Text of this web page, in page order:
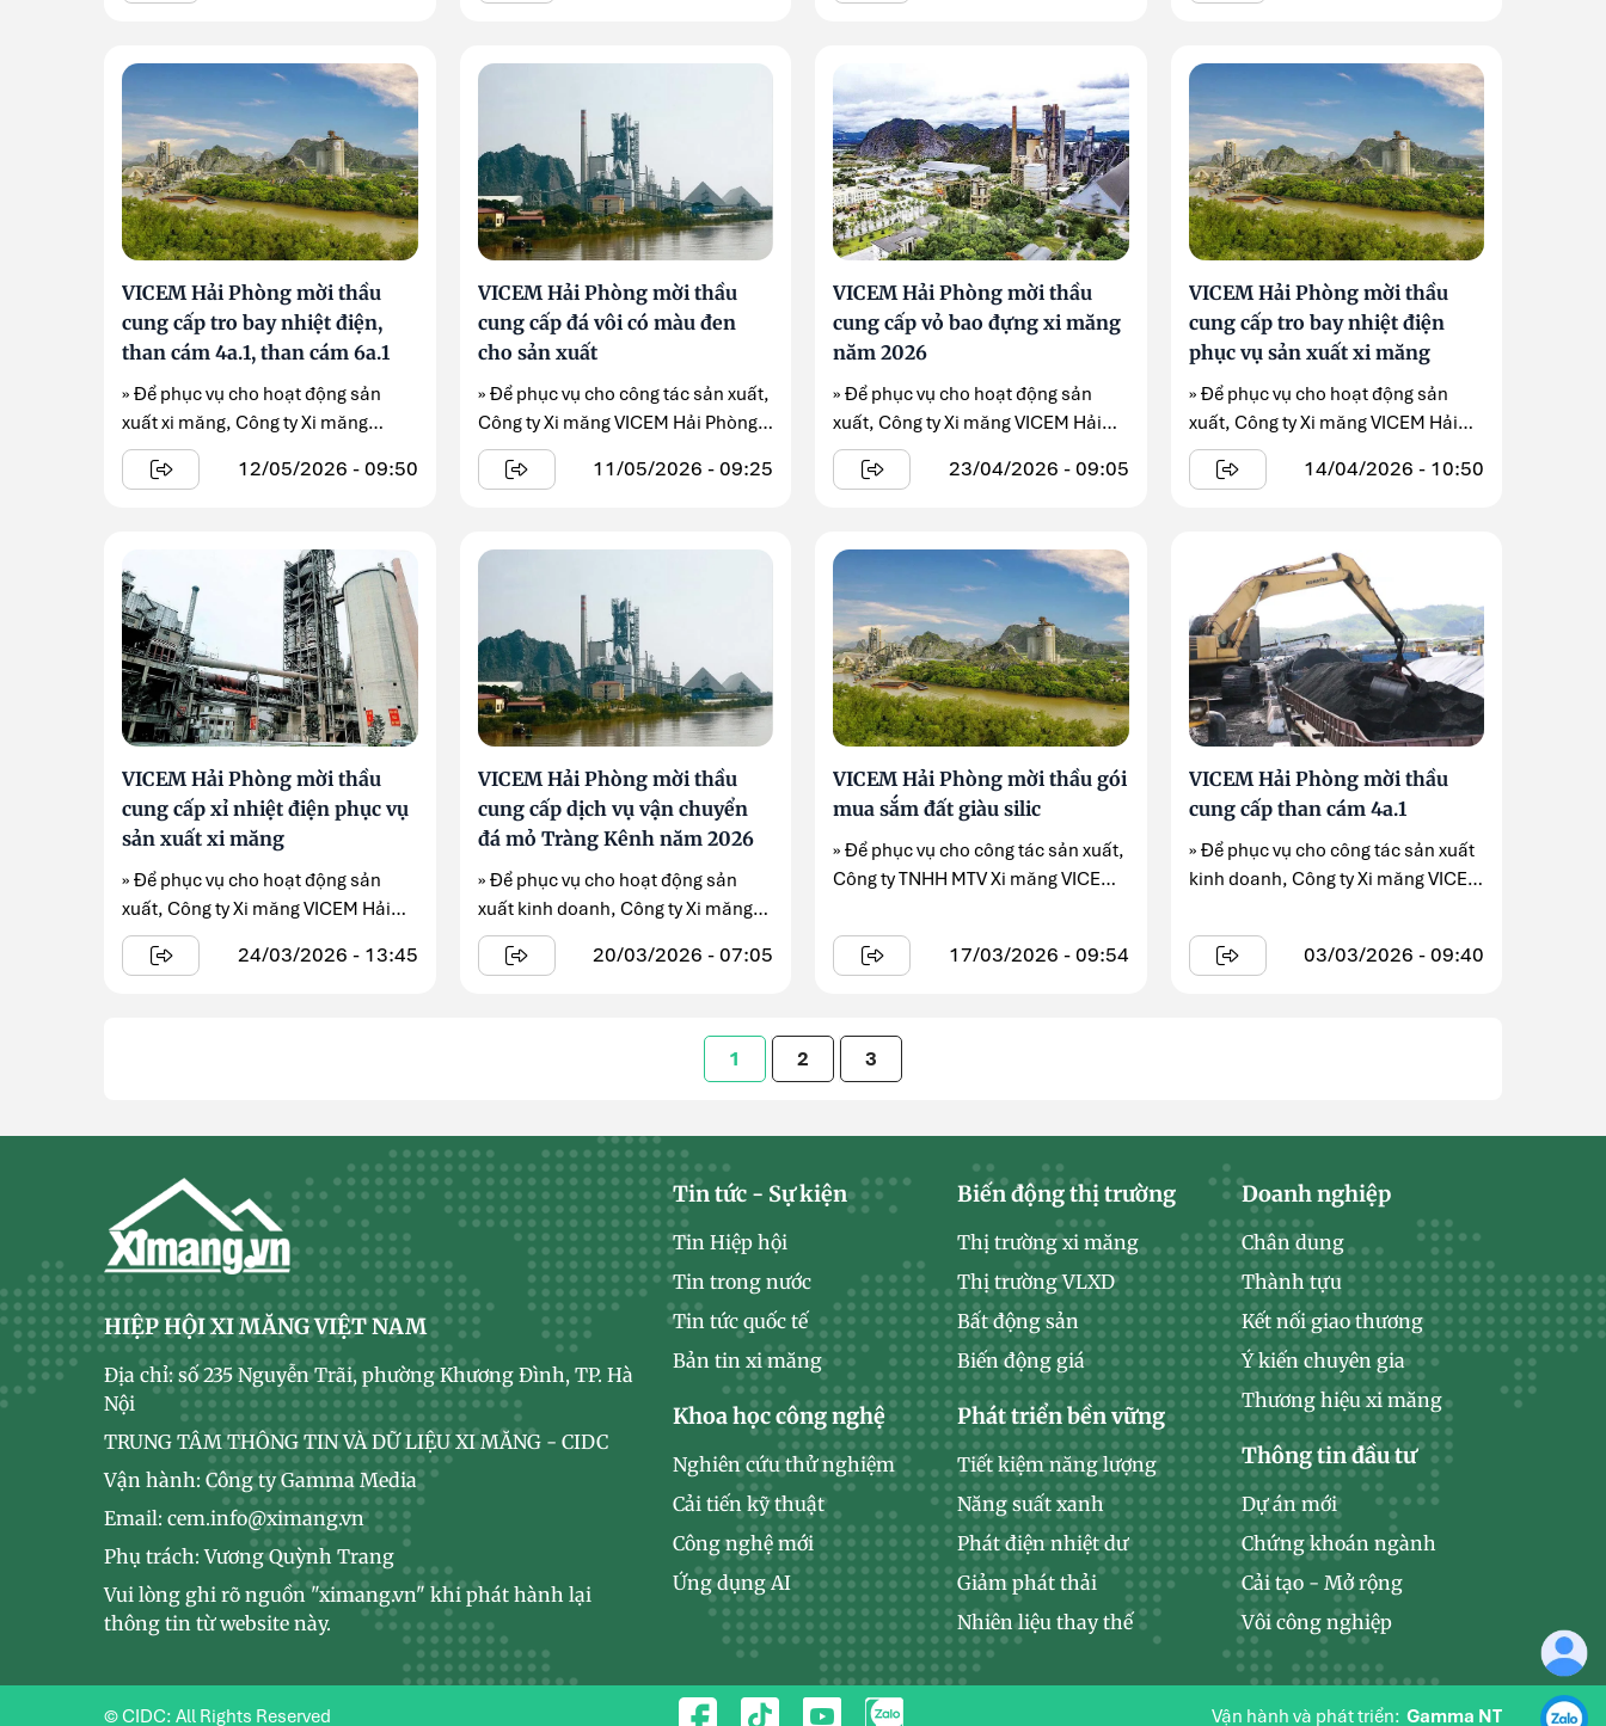
VICEM Hải Phòng mời thầu
cung cấp tro bay nhiệt điện,
than cám 4a.1, than cám 6a.1
» Để phục vụ cho hoạt động sản
xuất xi măng, Công ty Xi măng
VICEM Hải Phòng đang triển khai ...
12/05/2026 - 09:50
VICEM Hải Phòng mời thầu
cung cấp đá vôi có màu đen
cho sản xuất
» Để phục vụ cho công tác sản xuất,
Công ty Xi măng VICEM Hải Phòng
thông ...
11/05/2026 - 09:25
VICEM Hải Phòng mời thầu
cung cấp vỏ bao đựng xi măng
năm 2026
» Để phục vụ cho hoạt động sản
xuất, Công ty Xi măng VICEM Hải
Phòng đang triển khai gói ...
23/04/2026 - 09:05
VICEM Hải Phòng mời thầu
cung cấp tro bay nhiệt điện
phục vụ sản xuất xi măng
» Để phục vụ cho hoạt động sản
xuất, Công ty Xi măng VICEM Hải
Phòng đang triển khai gói ...
14/04/2026 - 10:50
VICEM Hải Phòng mời thầu
cung cấp xỉ nhiệt điện phục vụ
sản xuất xi măng
» Để phục vụ cho hoạt động sản
xuất, Công ty Xi măng VICEM Hải
Phòng đang triển khai gói ...
24/03/2026 - 13:45
VICEM Hải Phòng mời thầu
cung cấp dịch vụ vận chuyển
đá mỏ Tràng Kênh năm 2026
» Để phục vụ cho hoạt động sản
xuất kinh doanh, Công ty Xi măng
VICEM Hải Phòng thông ...
20/03/2026 - 07:05
VICEM Hải Phòng mời thầu gói
mua sắm đất giàu silic
» Để phục vụ cho công tác sản xuất,
Công ty TNHH MTV Xi măng VICEM
17/03/2026 - 09:54
VICEM Hải Phòng mời thầu
cung cấp than cám 4a.1
» Để phục vụ cho công tác sản xuất
kinh doanh, Công ty Xi măng VICEM
03/03/2026 - 09:40
1 2 3
HIỆP HỘI XI MĂNG VIỆT NAM
Địa chỉ: số 235 Nguyễn Trãi, phường Khương Đình, TP. Hà
Nội
TRUNG TÂM THÔNG TIN VÀ DỮ LIỆU XI MĂNG - CIDC
Vận hành: Công ty Gamma Media
Email: cem.info@ximang.vn
Phụ trách: Vương Quỳnh Trang
Vui lòng ghi rõ nguồn "ximang.vn" khi phát hành lại
thông tin từ website này.
Tin tức - Sự kiện
Tin Hiệp hội
Tin trong nước
Tin tức quốc tế
Bản tin xi măng
Khoa học công nghệ
Nghiên cứu thử nghiệm
Cải tiến kỹ thuật
Công nghệ mới
Ứng dụng AI
Biến động thị trường
Thị trường xi măng
Thị trường VLXD
Bất động sản
Biến động giá
Phát triển bền vững
Tiết kiệm năng lượng
Năng suất xanh
Phát điện nhiệt dư
Giảm phát thải
Nhiên liệu thay thế
Doanh nghiệp
Chân dung
Thành tựu
Kết nối giao thương
Ý kiến chuyên gia
Thương hiệu xi măng
Thông tin đầu tư
Dự án mới
Chứng khoán ngành
Cải tạo - Mở rộng
Vôi công nghiệp
© CIDC: All Rights Reserved Vận hành và phát triển: Gamma NT